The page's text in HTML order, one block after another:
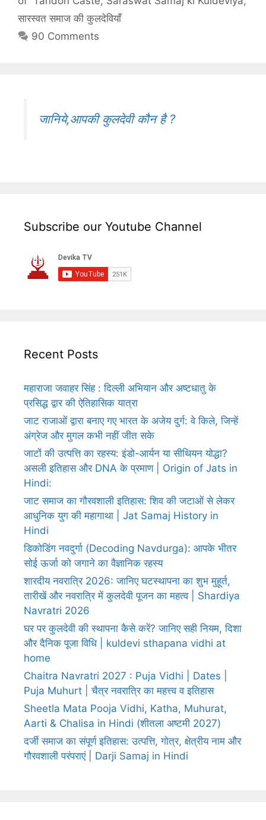
सारस्वत समाज की कुलदेवियाँ
90 Comments
जानिये,आपकी कुलदेवी कौन है ?
Subscribe our Youtube Channel
Recent Posts
महाराजा जवाहर सिंह : दिल्ली अभियान और अष्टधातु के
प्रसिद्ध द्वार की ऐतिहासिक यात्रा
जाट राजाओं द्वारा बनाए गए भारत के अजेय दुर्ग: वे किले, जिन्हें
अंग्रेज और मुगल कभी नहीं जीत सके
जाटों की उत्पत्ति का रहस्य: इंडो-आर्यन या सीथियन योद्धा?
असली इतिहास और DNA के प्रमाण | Origin of Jats in
Hindi:
जाट समाज का गौरवशाली इतिहास: शिव की जटाओं से लेकर
आधुनिक युग की महागाथा | Jat Samaj History in
Hindi
डिकोडिंग नवदुर्गा (Decoding Navdurga): आपके भीतर
सोई ऊर्जा को जगाने का वैज्ञानिक रहस्य
शारदीय नवरात्रि 2026: जानिए घटस्थापना का शुभ मुहूर्त,
तारीखें और नवरात्रि में कुलदेवी पूजन का महत्व | Shardiya
Navratri 2026
घर पर कुलदेवी की स्थापना कैसे करें? जानिए सही नियम, दिशा
और दैनिक पूजा विधि | kuldevi sthapana vidhi at
home
Chaitra Navratri 2027 : Puja Vidhi | Dates |
Puja Muhurt | चैत्र नवरात्रि का महत्त्व व इतिहास
Sheetla Mata Pooja Vidhi, Katha, Muhurat,
Aarti & Chalisa in Hindi (शीतला अष्टमी 2027)
दर्जी समाज का संपूर्ण इतिहास: उत्पत्ति, गोत्र, क्षेत्रीय नाम और
गौरवशाली परंपराएं | Darji Samaj in Hindi